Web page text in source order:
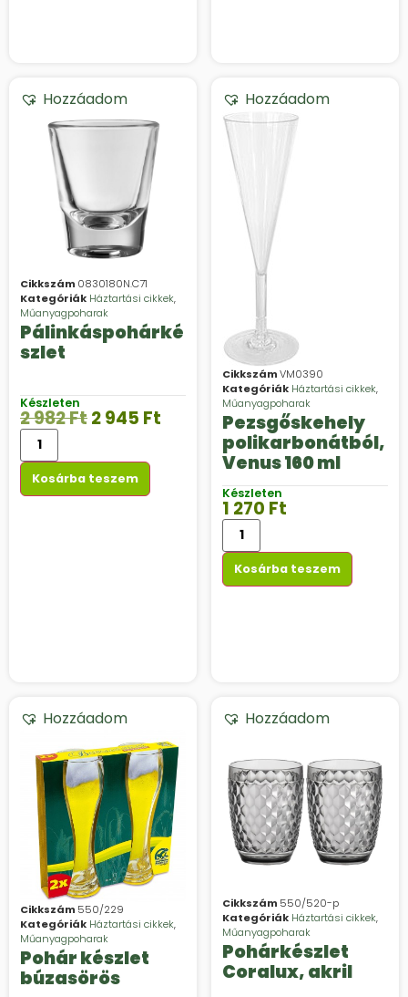
Hozzáadom
Cikkszám 0830180N.C71
Kategóriák Háztartási cikkek,
Műanyagpoharak
Pálinkáspohárké
szlet
Készleten
2 982Ft2 945 Ft
Kosárba teszem
Hozzáadom
CikkszámVM0390
Kategóriák Háztartási cikkek,
Műanyagpoharak
Pezsgőskehely
polikarbonátból,
Venus 160 ml
Készleten
1 270 Ft
Kosárba teszem
Hozzáadom
Cikkszám 550/229
Kategóriák Háztartási cikkek,
Műanyagpoharak
Pohár készlet
búzasörös
Hozzáadom
Cikkszám 550/520-p
Kategóriák Háztartási cikkek,
Műanyagpoharak
Pohárkészlet
Coralux, akril